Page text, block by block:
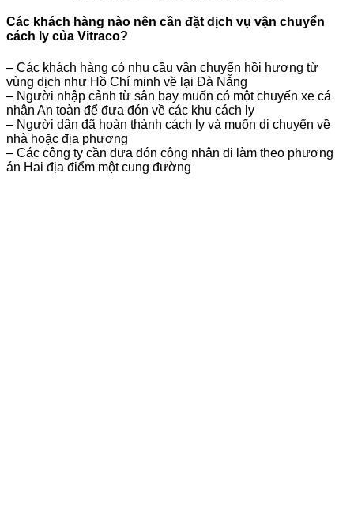
Các khách hàng nào nên cần đặt dịch vụ vận chuyển
cách ly của Vitraco?
– Các khách hàng có nhu cầu vận chuyển hồi hương từ
vùng dịch như Hồ Chí minh về lại Đà Nẵng
– Người nhập cảnh từ sân bay muốn có một chuyến xe cá
nhân An toàn để đưa đón về các khu cách ly
– Người dân đã hoàn thành cách ly và muốn di chuyển về
nhà hoặc địa phương
– Các công ty cần đưa đón công nhân đi làm theo phương
án Hai địa điểm một cung đường